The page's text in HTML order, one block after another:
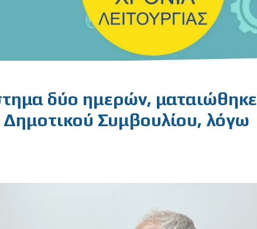
δύο ημερών, ματαιώθηκε
Δημοτικού Συμβουλίου, λόγω